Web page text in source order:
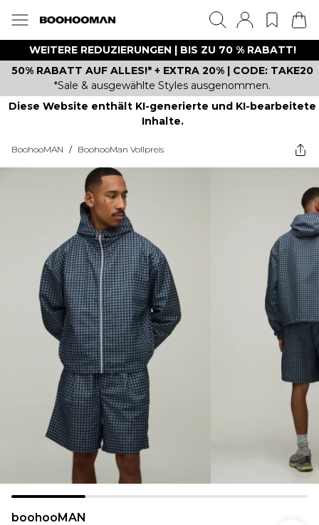
WEITERE REDUZIERUNGEN | BIS ZU 70 % RABATT!
50% RABATT AUF ALLES!* + EXTRA 20% | CODE: TAKE20
*Sale & ausgewählte Styles ausgenommen.
Diese Website enthält KI-generierte und KI-bearbeitete
Inhalte.
BoohooMAN / BoohooMan Vollpreis
boohooMAN